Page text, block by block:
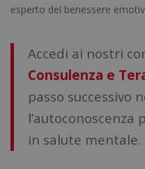
esperto del benessere
Accedi ai nostri
Consulenza e
passo successivo
in salute mentale.